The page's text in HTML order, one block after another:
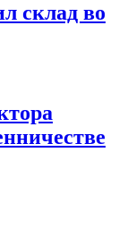
склад во